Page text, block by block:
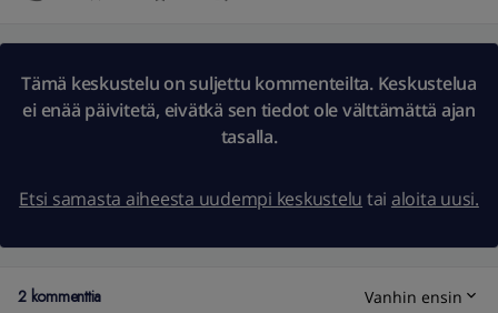
Tämä keskustelu on suljettu kommenteilta. Keskustelua
ei enää päivitetä, eivätkä sen tiedot ole välttämättä ajan
tasalla.
Etsi samasta aiheesta uudempi keskustelu tai aloita uusi.
2 kommenttia Vanhin ensin